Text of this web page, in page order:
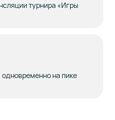
турнира «Игры
одновременно на пике